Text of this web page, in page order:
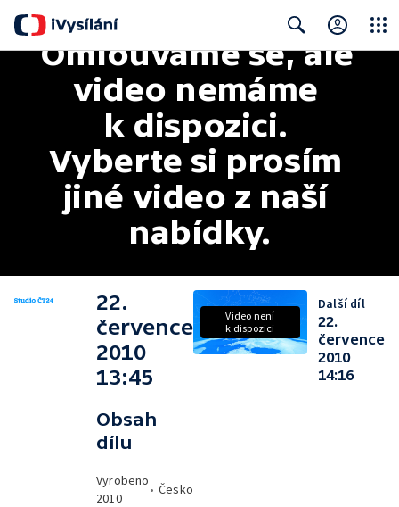
Search
Omlouváme se, ale
video nemáme
k dispozici.
Vyberte si prosím
jiné video z naší
nabídky.
22.
července
2010
13:45
Obsah
dílu
Vyrobeno
2010
• Česko
Video není
k dispozici
Další díl
22.
července
2010
14:16